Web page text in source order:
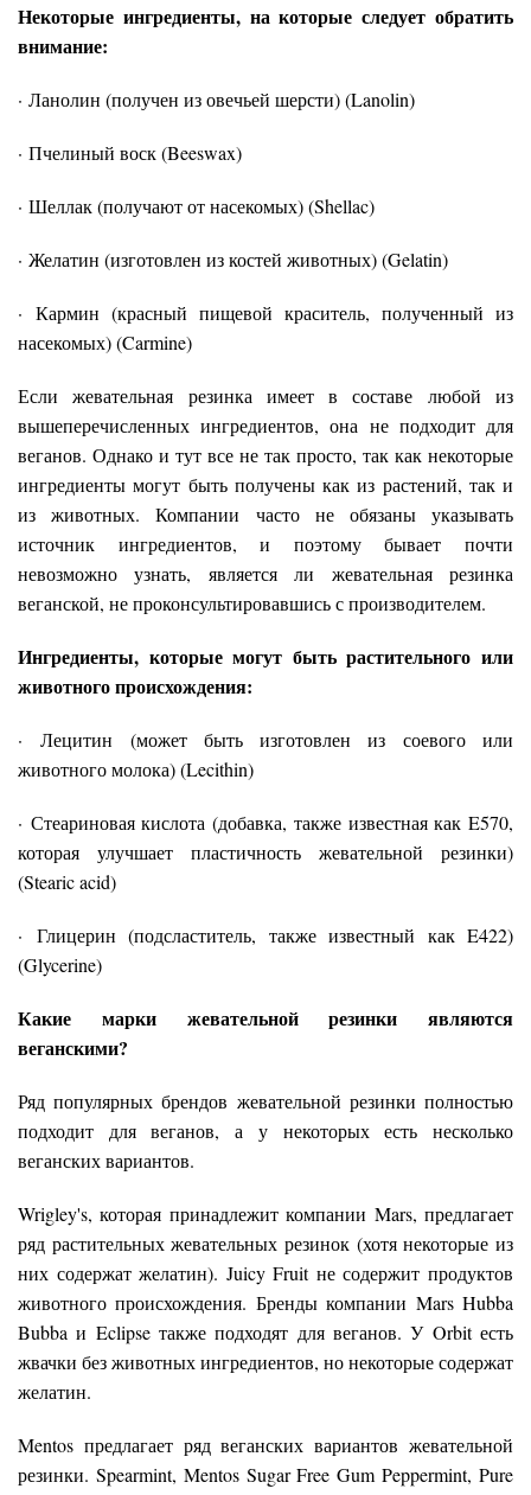
Некоторые ингредиенты, на которые следует обратить
внимание:
· Ланолин (получен из овечьей шерсти) (Lanolin)
· Пчелиный воск (Beeswax)
· Шеллак (получают от насекомых) (Shellac)
· Желатин (изготовлен из костей животных) (Gelatin)
· Кармин (красный пищевой краситель, полученный из
насекомых) (Carmine)
Если жевательная резинка имеет в составе любой из
вышеперечисленных ингредиентов, она не подходит для
веганов. Однако и тут все не так просто, так как некоторые
ингредиенты могут быть получены как из растений, так и
из животных. Компании часто не обязаны указывать
источник ингредиентов, и поэтому бывает почти
невозможно узнать, является ли жевательная резинка
веганской, не проконсультировавшись с производителем.
Ингредиенты, которые могут быть растительного или
животного происхождения:
· Лецитин (может быть изготовлен из соевого или
животного молока) (Lecithin)
· Стеариновая кислота (добавка, также известная как E570,
которая улучшает пластичность жевательной резинки)
(Stearic acid)
· Глицерин (подсластитель, также известный как E422)
(Glycerine)
Какие марки жевательной резинки являются
веганскими?
Ряд популярных брендов жевательной резинки полностью
подходит для веганов, а у некоторых есть несколько
веганских вариантов.
Wrigley's, которая принадлежит компании Mars, предлагает
ряд растительных жевательных резинок (хотя некоторые из
них содержат желатин). Juicy Fruit не содержит продуктов
животного происхождения. Бренды компании Mars Hubba
Bubba и Eclipse также подходят для веганов. У Orbit есть
жвачки без животных ингредиентов, но некоторые содержат
желатин.
Mentos предлагает ряд веганских вариантов жевательной
резинки. Spearmint, Mentos Sugar Free Gum Peppermint, Pure